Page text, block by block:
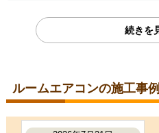
2026年7月7日
コメント
段取りも良く、エアコン取付後のチ
ても良かったです。ありがとうござ
ルームエアコンの施工事例